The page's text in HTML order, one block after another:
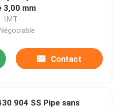
3,00 mm
1MT
Contact
904 SS Pipe sans